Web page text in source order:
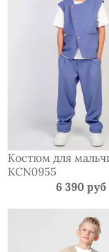
Костюм для
KCN0955
6 390 руб